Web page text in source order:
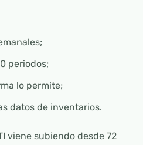
periodos;
lo permite;
datos de inventarios.
viene subiendo desde 72